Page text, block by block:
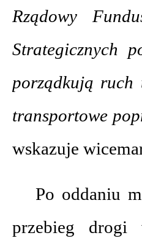
Rządowy
Strategicznych
porządkują
transportowe
wskazuje
Po oddaniu
przebieg drogi